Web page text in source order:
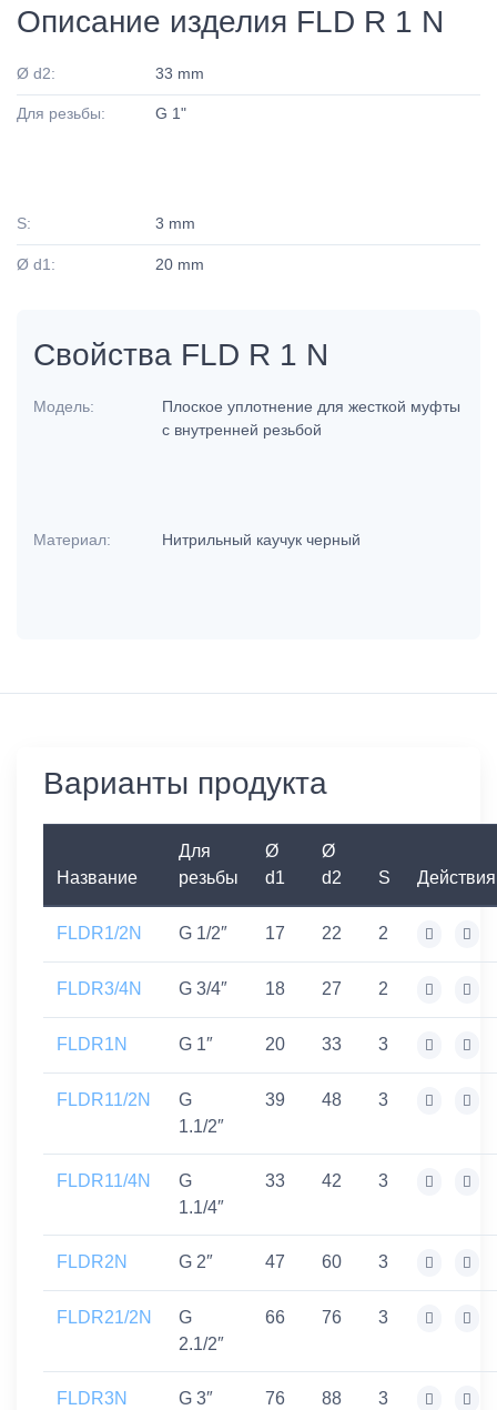
Описание изделия FLD R 1 N
Ø d2: 33 mm
Для резьбы: G 1"
S: 3 mm
Ø d1: 20 mm
Свойства FLD R 1 N
Модель:
Плоское уплотнение для жесткой муфты
с внутренней резьбой
Материал: Нитрильный каучук черный
Варианты продукта
Название
Для
резьбы
Ø
d1
Ø
d2
S Действия
FLDR1/2N G 1/2″ 17 22 2
FLDR3/4N G 3/4″ 18 27 2
FLDR1N G 1″ 20 33 3
FLDR11/2N
G
1.1/2″
39 48 3
FLDR11/4N
G
1.1/4″
33 42 3
FLDR2N G 2″ 47 60 3
FLDR21/2N
G
2.1/2″
66 76 3
FLDR3N G 3″ 76 88 3